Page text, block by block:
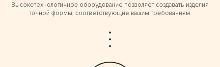
Высокотехнологичное оборудование позволяет создавать изделия
точной формы, соответствующие вашим требованиям.